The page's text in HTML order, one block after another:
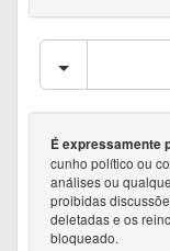
É expressamente
cunho político ou
análises ou
proibidas
deletadas e os
bloqueado.